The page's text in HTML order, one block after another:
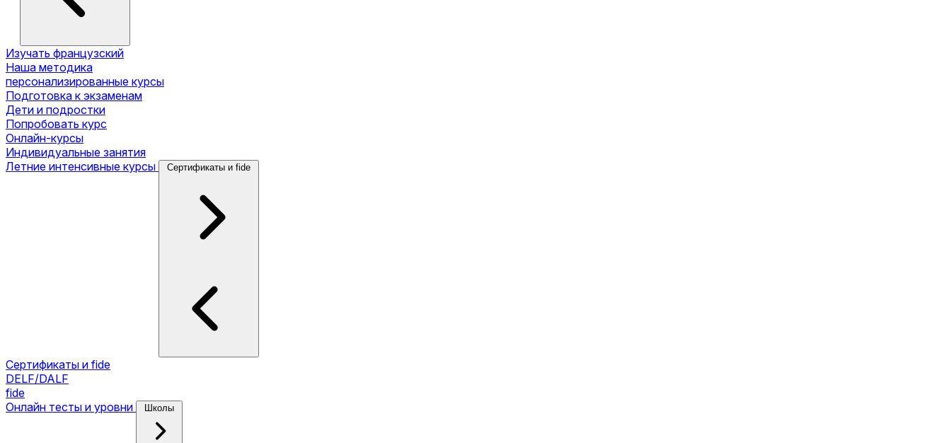
Изучать французский
Наша методика
персонализированные курсы
Подготовка к экзаменам
Дети и подростки
Попробовать курс
Онлайн-курсы
Индивидуальные занятия
Летние интенсивные курсы
Сертификаты и fide
Сертификаты и fide
DELF/DALF
fide
Онлайн тесты и уровни
Школы